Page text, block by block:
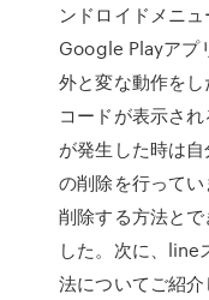
ンドロイドメニ
Google Playアプ
外と変な動作を
コードが表示さ
が発生した時は
の削除を行って
削除する方法と
した。次に、line
法についてご紹